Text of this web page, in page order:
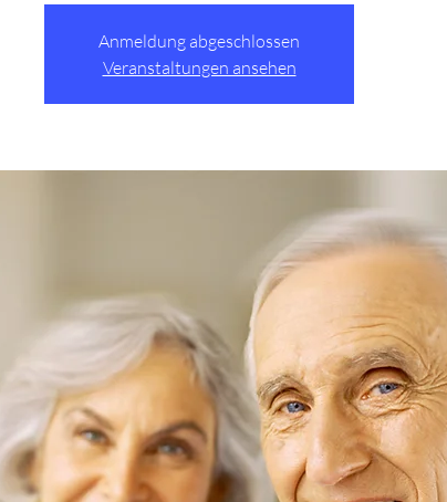
Anmeldung abgeschlossen
Veranstaltungen ansehen